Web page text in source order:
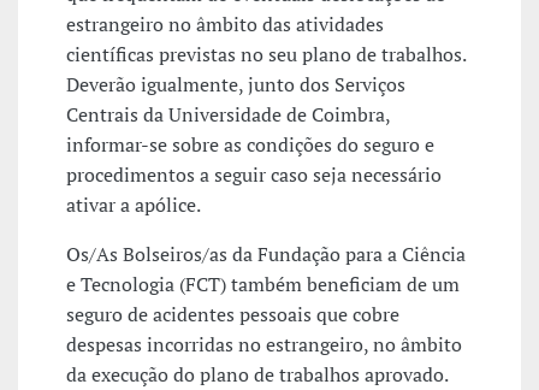
estrangeiro no âmbito das atividades
científicas previstas no seu plano de trabalhos.
Deverão igualmente, junto dos Serviços
Centrais da Universidade de Coimbra,
informar-se sobre as condições do seguro e
procedimentos a seguir caso seja necessário
ativar a apólice.
Os/As Bolseiros/as da Fundação para a Ciência
e Tecnologia (FCT) também beneficiam de um
seguro de acidentes pessoais que cobre
despesas incorridas no estrangeiro, no âmbito
da execução do plano de trabalhos aprovado.